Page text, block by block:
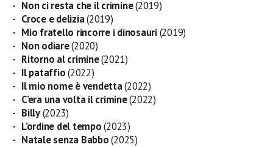
Non ci resta che il crimine(2019)
Croce e delizia(2019)
Mio fratello rincorre i dinosauri(2019)
Non odiare(2020)
Ritorno al crimine(2021)
Il pataffio(2022)
Il mio nome è vendetta(2022)
C’era una volta il crimine(2022)
Billy(2023)
L’ordine del tempo(2023)
Natale senza Babbo(2025)